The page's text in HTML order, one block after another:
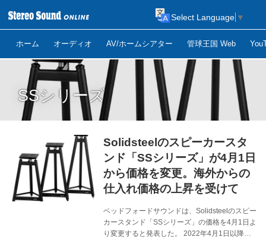
ホーム オーディオ AV/ホームシアター 管球王国 Web
Select Language ▼
SSシリーズ
Solidsteelのスピーカースタ
ンド「SSシリーズ」が4月1日
から価格を変更。海外からの
仕入れ価格の上昇を受けて
ベッドフォードサウンドは、Solidsteelのスピー
カースタンド「SSシリーズ」の価格を4月1日よ
り変更すると発表した。 2022年4月1日以降の